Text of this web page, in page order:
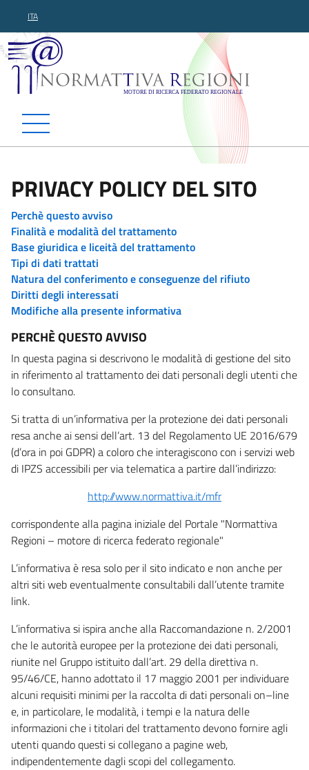
ITA
Normattiva Regioni -
PRIVACY POLICY DEL SITO
Perchè questo avviso
Finalità e modalità del trattamento
Base giuridica e liceità del trattamento
Tipi di dati trattati
Natura del conferimento e conseguenze del rifiuto
Diritti degli interessati
Modifiche alla presente informativa
PERCHÈ QUESTO AVVISO
In questa pagina si descrivono le modalità di gestione del sito
in riferimento al trattamento dei dati personali degli utenti che
lo consultano.
Si tratta di un’informativa per la protezione dei dati personali
resa anche ai sensi dell’art. 13 del Regolamento UE 2016/679
(d’ora in poi GDPR) a coloro che interagiscono con i servizi web
di IPZS accessibili per via telematica a partire dall’indirizzo:
http://www.normattiva.it/mfr
corrispondente alla pagina iniziale del Portale "Normattiva
Regioni – motore di ricerca federato regionale"
L’informativa è resa solo per il sito indicato e non anche per
altri siti web eventualmente consultabili dall’utente tramite
link.
L’informativa si ispira anche alla Raccomandazione n. 2/2001
che le autorità europee per la protezione dei dati personali,
riunite nel Gruppo istituito dall’art. 29 della direttiva n.
95/46/CE, hanno adottato il 17 maggio 2001 per individuare
alcuni requisiti minimi per la raccolta di dati personali on–line
e, in particolare, le modalità, i tempi e la natura delle
informazioni che i titolari del trattamento devono fornire agli
utenti quando questi si collegano a pagine web,
indipendentemente dagli scopi del collegamento.